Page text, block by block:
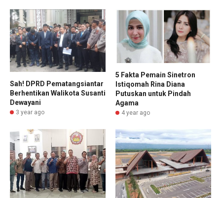
Sah! DPRD Pematangsiantar
Berhentikan Walikota Susanti
Dewayani
3 year ago
5 Fakta Pemain Sinetron
Istiqomah Rina Diana
Putuskan untuk Pindah
Agama
4 year ago